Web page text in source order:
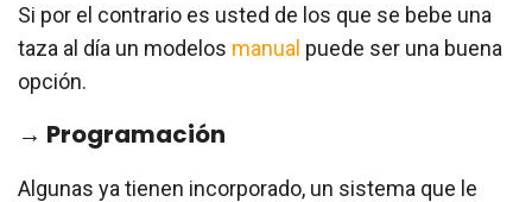
Si por el contrario es usted de los que se bebe una
taza al día un modelos manual puede ser una buena
opción.
→ Programación
Algunas ya tienen incorporado, un sistema que le